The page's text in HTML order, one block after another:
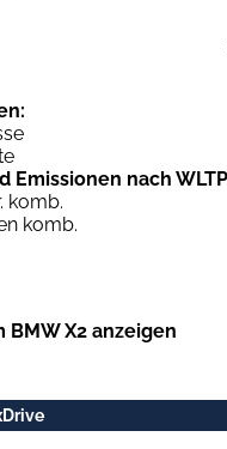
Emissionen nach
komb.
komb.
BMW X2 anzeigen